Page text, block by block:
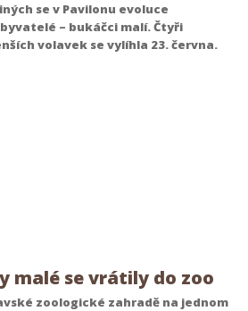
se v Pavilonu evoluce
– bukáčci malí. Čtyři
volavek se vylíhla 23. června.
malé se vrátily do zoo
zoologické zahradě na jednom